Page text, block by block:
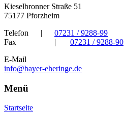
Kieselbronner Straße 51
75177 Pforzheim
Telefon
|
07231 / 9288-99
Fax
|
07231 / 9288-90
E-Mail
info@bayer-eheringe.de
Menü
Startseite